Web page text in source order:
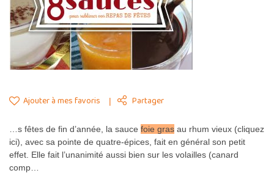
Ajouter à mes favoris Partager
…s fêtes de fin d’année, la sauce foie gras au rhum vieux (cliquez
ici), avec sa pointe de quatre-épices, fait en général son petit
effet. Elle fait l’unanimité aussi bien sur les volailles (canard
comp…